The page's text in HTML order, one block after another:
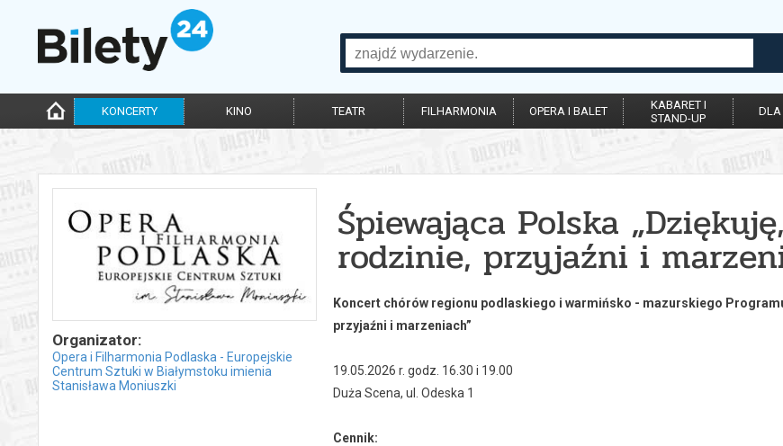
KONCERTY KINO TEATR FILHARMONIA OPERA I BALET
KABARET I
STAND-UP
DLA
Organizator:
Opera i Filharmonia Podlaska - Europejskie
Centrum Sztuki w Białymstoku imienia
Stanisława Moniuszki
Śpiewająca Polska
rodzinie, przyjaźni i
Koncert chórów regionu podlaskiego i warmińsko - mazurskiego
przyjaźni i marzeniach”
19.05.2026 r. godz. 16.30 i 19.00
Duża Scena, ul. Odeska 1
Cennik: